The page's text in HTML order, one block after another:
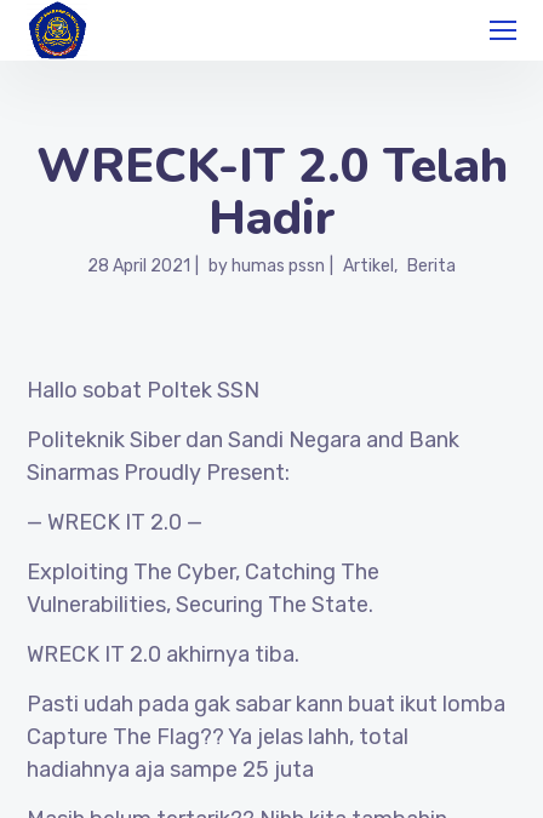
WRECK-IT 2.0 Telah
Hadir
28 April 2021 by humas pssn Artikel Berita
Hallo sobat Poltek SSN
Politeknik Siber dan Sandi Negara and Bank
Sinarmas Proudly Present:
— WRECK IT 2.0 —
Exploiting The Cyber, Catching The
Vulnerabilities, Securing The State.
WRECK IT 2.0 akhirnya tiba.
Pasti udah pada gak sabar kann buat ikut lomba
Capture The Flag?? Ya jelas lahh, total
hadiahnya aja sampe 25 juta